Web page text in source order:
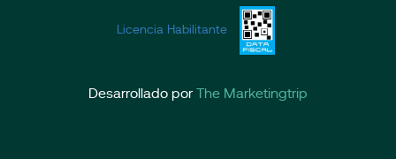
Licencia Habilitante
Desarrollado por The Marketingtrip